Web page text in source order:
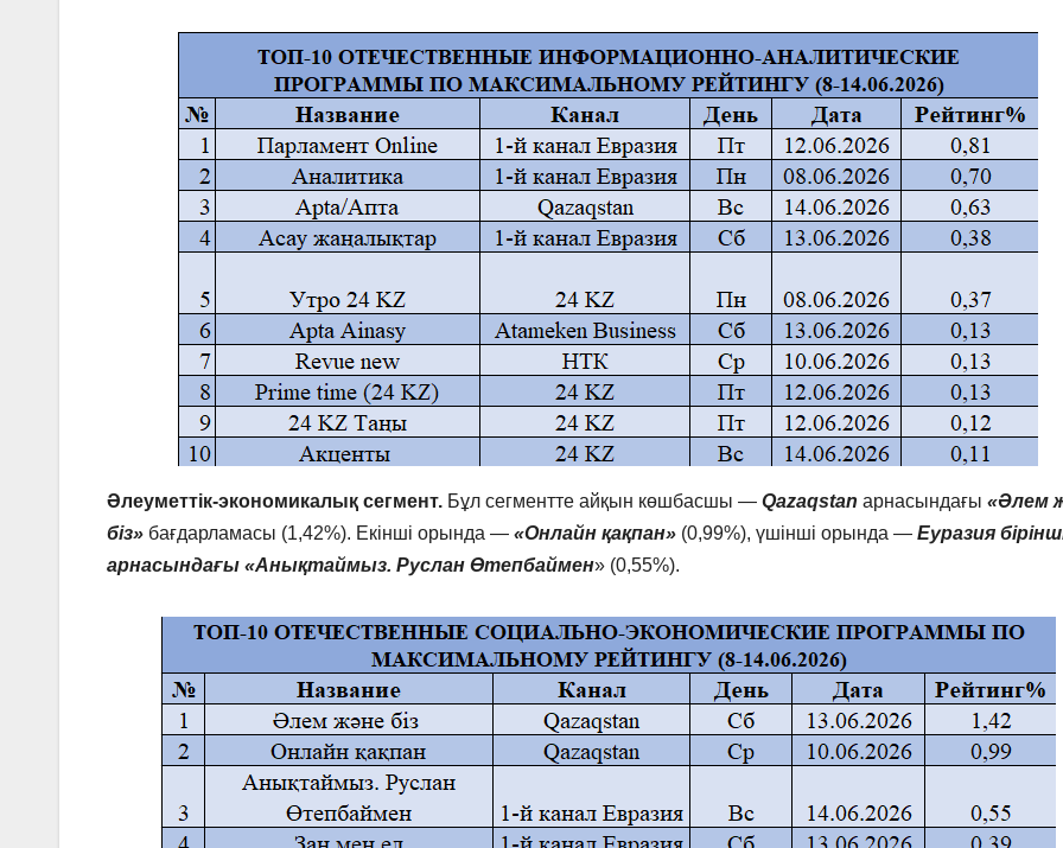
Әлеуметтік-экономикалық сегмент. Бұл сегментте айқын көшбасшы — Qazaqstan арнасындағы «Әлем
біз» бағдарламасы (1,42%). Екінші орында — «Онлайн қақпан» (0,99%), үшінші орында — Еуразия
арнасындағы «Анықтаймыз. Руслан Өтепбаймен» (0,55%).